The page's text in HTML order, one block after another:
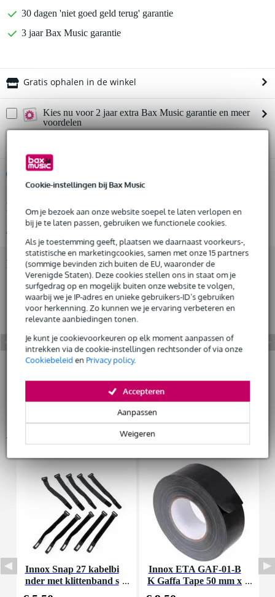
Cookie-instellingen bij Bax Music
Om je bezoek aan onze website soepel te laten verlopen en
bij je te laten passen, gebruiken we functionele cookies.
Als je toestemming geeft, plaatsen we daarnaast voorkeurs-,
statistische en marketingcookies, samen met onze 15 partners
(sommige bevinden zich buiten de EU, waaronder de
Verenigde Staten). Deze cookies stellen ons in staat om je
surfgedrag op en mogelijk buiten onze website te volgen,
waarbij we je IP-adres en unieke gebruikers-ID’s gebruiken
voor herkenning. Zo kunnen we je ervaring verbeteren en
relevante aanbiedingen tonen.
Je kunt je cookievoorkeuren op elk moment aanpassen of
intrekken via de cookie-instellingen rechtsonder of via onze
Cookiebeleiden Privacy policy.
Weigeren
Aanpassen
Accepteren
30 dagen 'niet goed geld terug' garantie
3 jaar Bax Music garantie
Gratis ophalen in de winkel
Kies nu voor 2 jaar extra Bax Music garantie en meer
voordelen
Huur dit product
Huur dit product al vanaf 23 euro per maand
Huur meerdere producten tegelijk: min. € 300,- en max.
Gratisthuisbezorgd of op te halen in de winkel
Al na 4 maanden maandelijks opzegbaar
De mogelijkheid om je product(en) met korting te kopen
Snelle vervanging door Bax Music bij een defect
Huur dit product
Productinformatie
Bekijk alle productspecificaties
Bekijk ook eens (7)
Innox Snap 27 kabelbi
nder met klittenband s
Innox ETA GAF-01-B
K Gaffa Tape 50 mm x